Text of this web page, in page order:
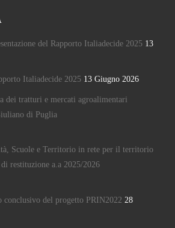
del Rapporto Italiadecide 2025 13
Italiadecide 2025 13 Giugno 2026
dei tratturi e mercati agroalimentari
di Puglia
Scuole e Territorio in rete per il territorio
restituzione a.a 2025/2026
conclusivo del progetto PRIN2022 28